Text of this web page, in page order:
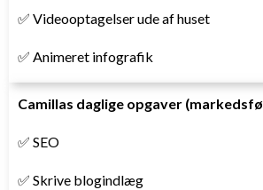
✅ Videooptagelser ude af huset
✅ Animeret infografik
Camillas daglige opgaver
✅ SEO
✅ Skrive blogindlæg